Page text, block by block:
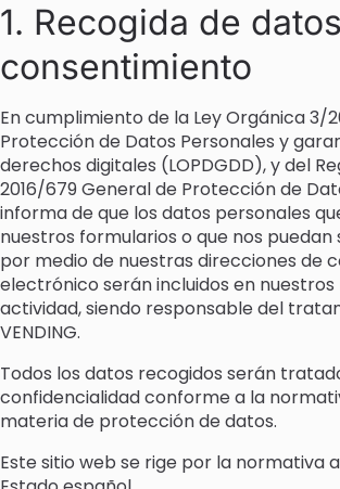
1. Recogida de
consentimiento
En cumplimiento de la Ley Orgánica 3/
Protección de Datos Personales y
derechos digitales (LOPDGDD), y del
2016/679 General de Protección de
informa de que los datos personales
nuestros formularios o que nos puedan
por medio de nuestras direcciones de
electrónico serán incluidos en
actividad, siendo responsable del
VENDING.
Todos los datos recogidos serán
confidencialidad conforme a la
materia de protección de datos.
Este sitio web se rige por la normativa